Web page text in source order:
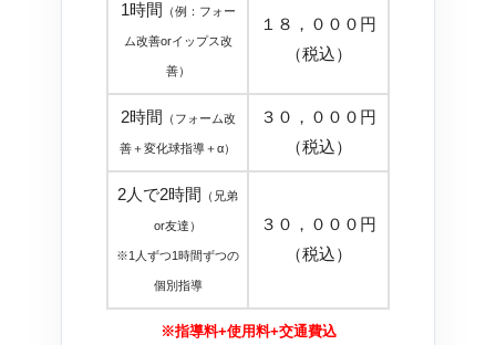
1時間 （例：フォー
ム改善orイップス改
善）
１８，０００円
（税込）
2時間 （フォーム改
善＋変化球指導＋α）
３０，０００円
（税込）
2人で2時間 （兄弟
or友達）
※1人ずつ1時間ずつの
個別指導
３０，０００円
（税込）
※指導料+使用料+交通費込